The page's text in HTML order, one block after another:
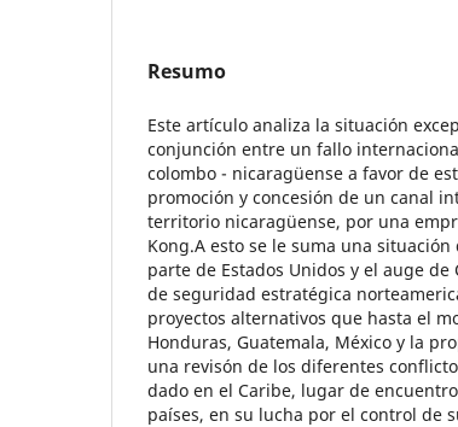
Resumo
Este artículo analiza la situación
conjunción entre un fallo
colombo - nicaragüense a favor de
promoción y concesión de un canal
territorio nicaragüense, por una
Kong.A esto se le suma una
parte de Estados Unidos y el auge
de seguridad estratégica
proyectos alternativos que hasta el
Honduras, Guatemala, México y la
una revisón de los diferentes
dado en el Caribe, lugar de
países, en su lucha por el control de